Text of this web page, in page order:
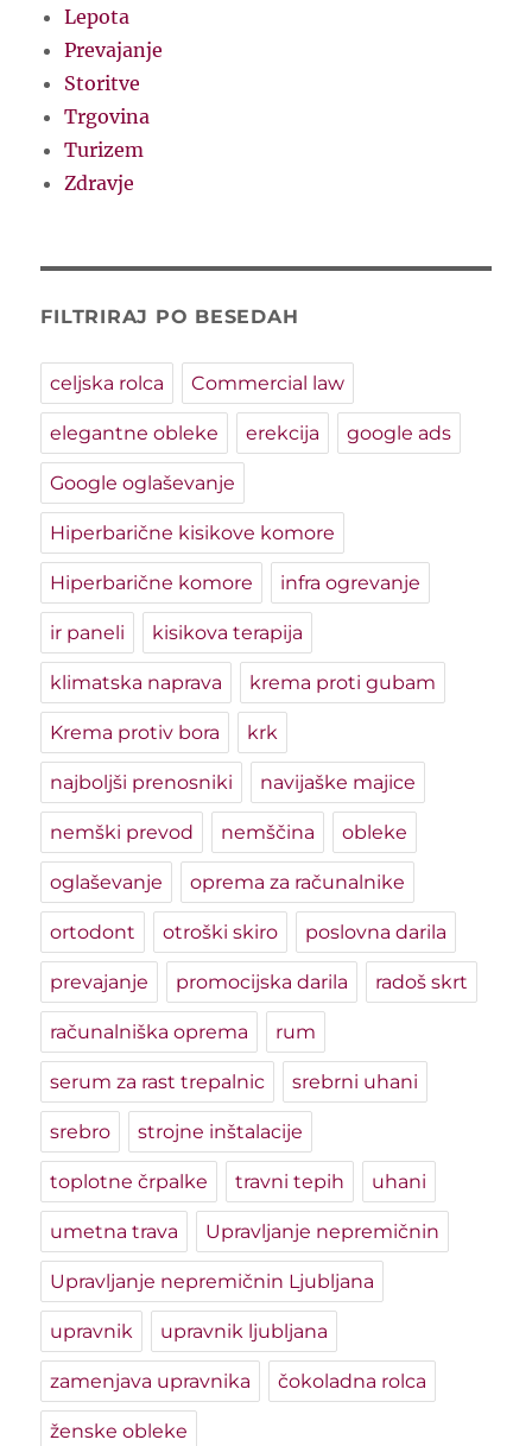
Lepota
Prevajanje
Storitve
Trgovina
Turizem
Zdravje
FILTRIRAJ PO BESEDAH
celjska rolca Commercial law
elegantne obleke erekcija google ads
Google oglaševanje
Hiperbarične kisikove komore
Hiperbarične komore infra ogrevanje
ir paneli kisikova terapija
klimatska naprava krema proti gubam
Krema protiv bora krk
najboljši prenosniki navijaške majice
nemški prevod nemščina obleke
oglaševanje oprema za računalnike
ortodont otroški skiro poslovna darila
prevajanje promocijska darila radoš skrt
računalniška oprema rum
serum za rast trepalnic srebrni uhani
srebro strojne inštalacije
toplotne črpalke travni tepih uhani
umetna trava Upravljanje nepremičnin
Upravljanje nepremičnin Ljubljana
upravnik upravnik ljubljana
zamenjava upravnika čokoladna rolca
ženske obleke